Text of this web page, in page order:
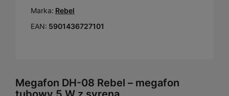
Marka: Rebel
EAN: 5901436727101
Megafon DH-08 Rebel – megafon